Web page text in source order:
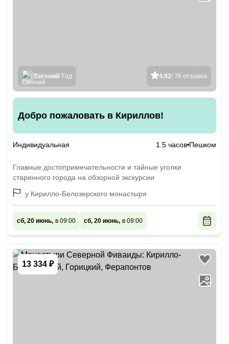
4.92/ 76 отзывов
Евгений/ Гид
Добро пожаловать в Кириллов!
Индивидуальная 1.5 часов Пешком
Главные достопримечательности и тайные уголки
старинного города на обзорной экскурсии
у Кирилло-Белозерского монастыря
сб, 20 июнь, в 09:00 сб, 20 июнь, в 09:00
13 334 ₽